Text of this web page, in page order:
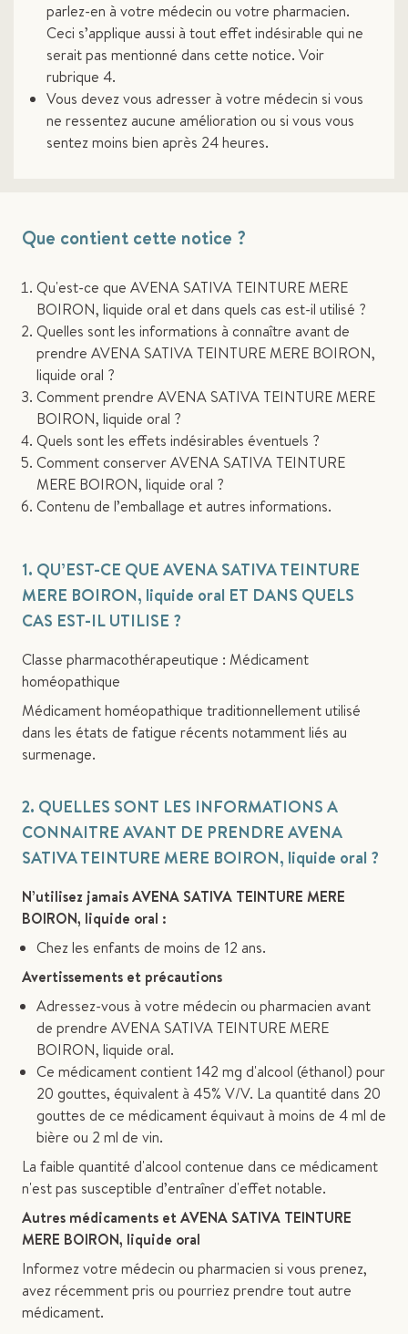
parlez-en à votre médecin ou votre pharmacien.
Ceci s’applique aussi à tout effet indésirable qui ne
serait pas mentionné dans cette notice. Voir
rubrique 4.
Vous devez vous adresser à votre médecin si vous
ne ressentez aucune amélioration ou si vous vous
sentez moins bien après 24 heures.
Que contient cette notice ?
Qu'est-ce que AVENA SATIVA TEINTURE MERE
BOIRON, liquide oral et dans quels cas est-il utilisé ?
Quelles sont les informations à connaître avant de
prendre AVENA SATIVA TEINTURE MERE BOIRON,
liquide oral ?
Comment prendre AVENA SATIVA TEINTURE MERE
BOIRON, liquide oral ?
Quels sont les effets indésirables éventuels ?
Comment conserver AVENA SATIVA TEINTURE
MERE BOIRON, liquide oral ?
Contenu de l’emballage et autres informations.
1. QU’EST-CE QUE AVENA SATIVA TEINTURE
MERE BOIRON, liquide oral ET DANS QUELS
CAS EST-IL UTILISE ?
Classe pharmacothérapeutique : Médicament
homéopathique
Médicament homéopathique traditionnellement utilisé
dans les états de fatigue récents notamment liés au
surmenage.
2. QUELLES SONT LES INFORMATIONS A
CONNAITRE AVANT DE PRENDRE AVENA
SATIVA TEINTURE MERE BOIRON, liquide oral ?
N’utilisez jamais AVENA SATIVA TEINTURE MERE
BOIRON, liquide oral :
Chez les enfants de moins de 12 ans.
Avertissements et précautions
Adressez-vous à votre médecin ou pharmacien avant
de prendre AVENA SATIVA TEINTURE MERE
BOIRON, liquide oral.
Ce médicament contient 142 mg d'alcool (éthanol) pour
20 gouttes, équivalent à 45% V/V. La quantité dans 20
gouttes de ce médicament équivaut à moins de 4 ml de
bière ou 2 ml de vin.
La faible quantité d'alcool contenue dans ce médicament
n'est pas susceptible d’entraîner d'effet notable.
Autres médicaments et AVENA SATIVA TEINTURE
MERE BOIRON, liquide oral
Informez votre médecin ou pharmacien si vous prenez,
avez récemment pris ou pourriez prendre tout autre
médicament.